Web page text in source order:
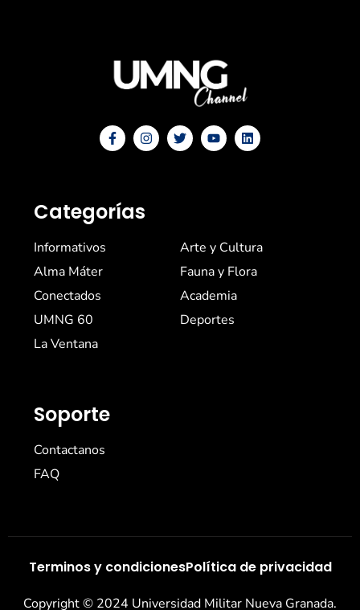
Categorías
Informativos
Alma Máter
Conectados
UMNG 60
La Ventana
Arte y Cultura
Fauna y Flora
Academia
Deportes
Soporte
Contactanos
FAQ
Terminos y condicionesPolítica de privacidad
Copyright © 2024 Universidad Militar Nueva Granada.